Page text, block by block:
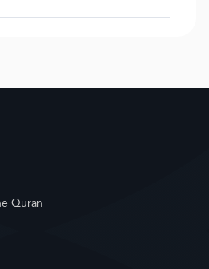
Quran